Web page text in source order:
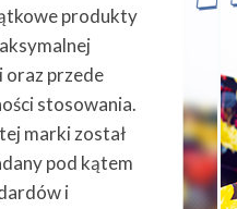
produkty
oraz przede
stosowania.
marki został
pod kątem
i